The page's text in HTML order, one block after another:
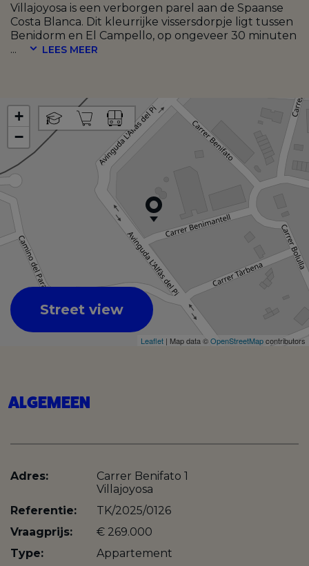
Villajoyosa is een verborgen parel aan de Spaanse
Costa Blanca. Dit kleurrijke vissersdorpje ligt tussen
Benidorm en El Campello, op ongeveer 30 minuten
...
LEES MEER
+
−
Leaflet | Map data ©OpenStreetMapcontributors
Street view
ALGEMEEN
Adres:
Carrer Benifato 1
Villajoyosa
Referentie:
TK/2025/0126
Vraagprijs:
€ 269.000
Type:
Appartement